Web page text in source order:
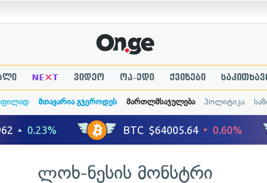
NE×T ვიდეო ოპ-ედი ქვიზები
მთავარია გჯეროდეს მართლმსაჯულება პოლიტიკა
ლოხ-ნესის მონსტრი